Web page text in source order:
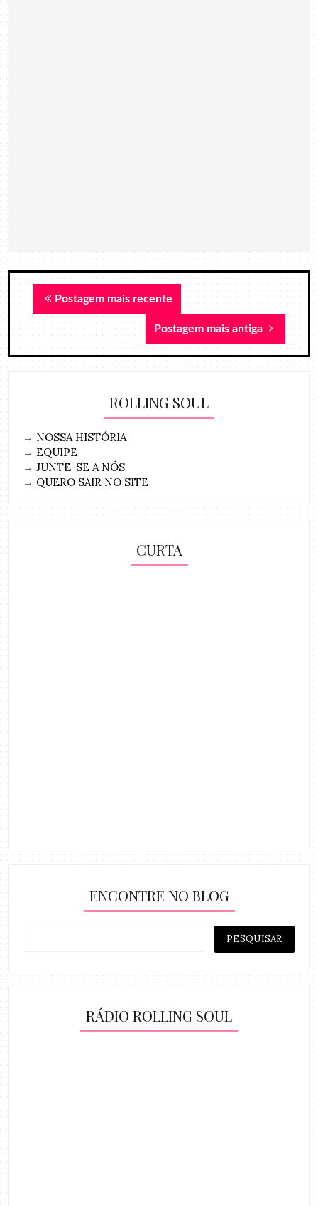
Postagem mais recente
Postagem mais antiga
ROLLING SOUL
→ NOSSA HISTÓRIA
→ EQUIPE
→JUNTE-SE A NÓS
→ QUERO SAIR NO SITE
CURTA
ENCONTRE NO BLOG
RÁDIO ROLLING SOUL